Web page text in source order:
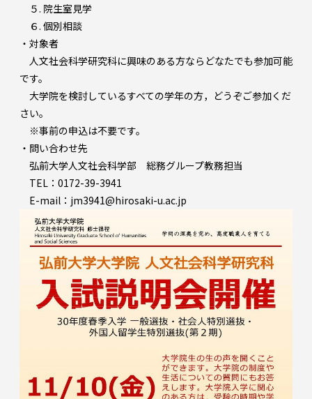
５. 院生室見学
６. 個別相談
・対象者
人文社会科学研究科に興味のある方ならどなたでも参加可能
です。
大学院を検討しているすべての学年の方，どうぞご参加くだ
さい。
※事前の申込は不要です。
・問い合わせ先
弘前大学人文社会科学部 総務グループ教務担当
TEL：0172-39-3941
E-mail：jm3941@hirosaki-u.ac.jp